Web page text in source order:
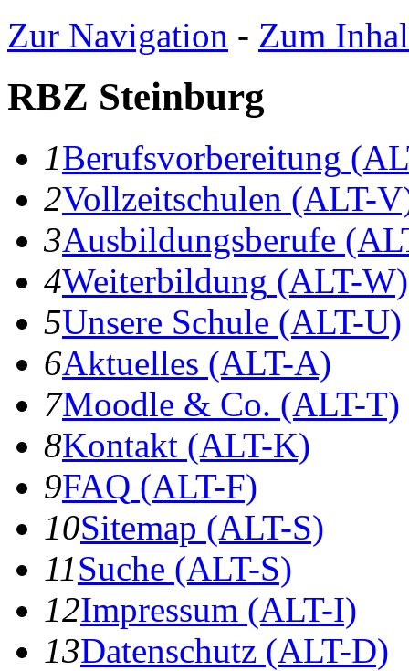
Zur Navigation - Zum
RBZ Steinburg
1Berufsvorbereitung
2Vollzeitschulen (ALT-
3Ausbildungsberufe
4Weiterbildung (ALT-W)
5Unsere Schule (ALT-U)
6Aktuelles (ALT-A)
7Moodle & Co. (ALT-T)
8Kontakt (ALT-K)
9FAQ (ALT-F)
10Sitemap (ALT-S)
11Suche (ALT-S)
12Impressum (ALT-I)
13Datenschutz (ALT-D)